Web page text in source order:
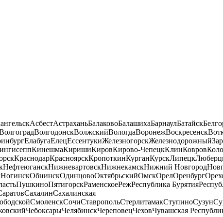
АсбестАстраханьБалаковоБалашихаБарнаулБатайск
ВолгодонскВолжскийВологдаВоронежВоскресенск
ЕлабугаЕлецЕссентукиЖелезногорскЖелезнодорожный
КинешмаКиришиКировКирово-ЧепецкКлинКовров
КраснодарКрасноярскКропоткинКурганКурскЛипецк
НефтеюганскНижневартовскНижнекамскНижний Новгород
НогинскОбнинскОдинцовоОктябрьскийОмскОрелОренбург
ПушкиноПятигорскРаменскоеРежРеспублика Бурятия
СахалинСахалинская
СмоленскСочиСтавропольСтерлитамакСтупиноСузун
ЧебоксарыЧелябинскЧереповецЧеховЧувашская